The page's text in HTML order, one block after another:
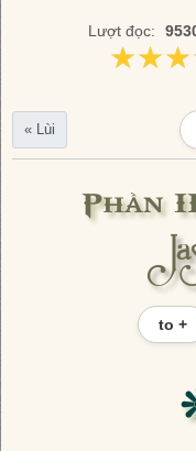
Lượt đọc:
« Lùi
Phần
to +